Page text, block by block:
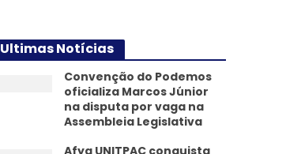
Ultimas Notícias
Convenção do Podemos
oficializa Marcos Júnior
na disputa por vaga na
Assembleia Legislativa
Afya UNITPAC conquista